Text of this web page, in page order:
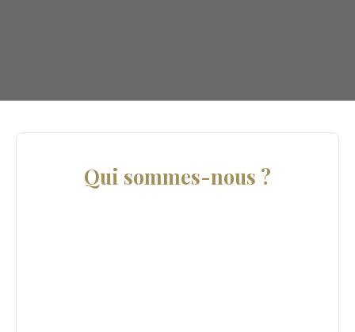
Qui sommes-nous ?